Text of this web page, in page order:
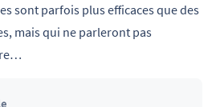
sont parfois plus efficaces que des
mais qui ne parleront pas